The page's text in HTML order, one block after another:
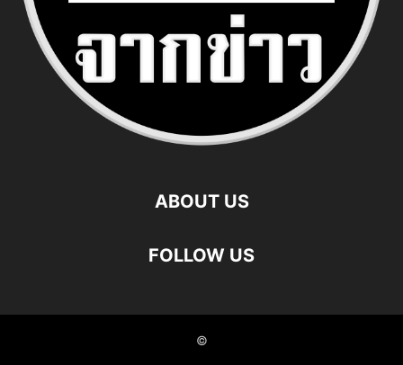
ABOUT US
FOLLOW US
©